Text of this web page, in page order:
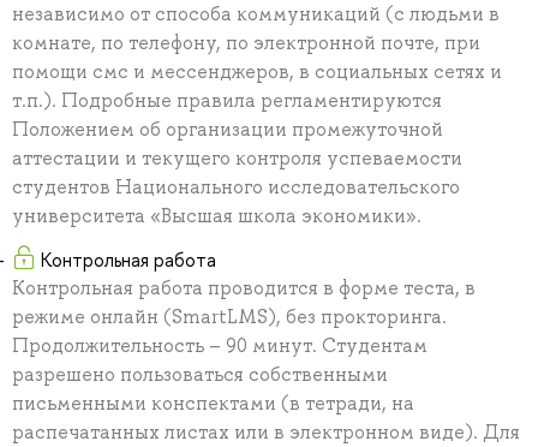
независимо от способа коммуникаций (с людьми в
комнате, по телефону, по электронной почте, при
помощи смс и мессенджеров, в социальных сетях и
т.п.). Подробные правила регламентируются
Положением об организации промежуточной
аттестации и текущего контроля успеваемости
студентов Национального исследовательского
университета «Высшая школа экономики».
Контрольная работа
Контрольная работа проводится в форме теста, в
режиме онлайн (SmartLMS), без прокторинга.
Продолжительность – 90 минут. Студентам
разрешено пользоваться собственными
письменными конспектами (в тетради, на
распечатанных листах или в электронном виде). Для